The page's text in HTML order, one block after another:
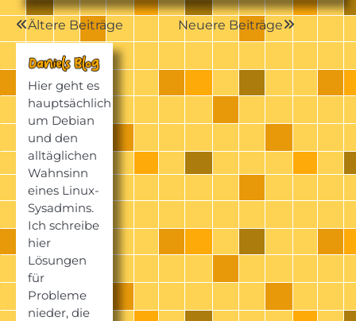
Beitragsnavigation
Ältere Beiträge Neuere Beiträge
Hier geht es
hauptsächlich
um Debian
und den
alltäglichen
Wahnsinn
eines Linux-
Sysadmins.
Ich schreibe
hier
Lösungen
für
Probleme
nieder, die